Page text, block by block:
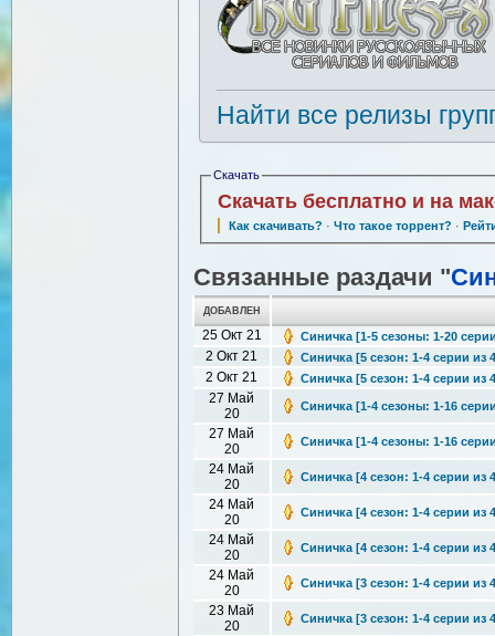
Найти все релизы
Скачать
Скачать бесплатно и на
Как скачивать? · Что такое торрент? ·
Связанные раздачи "
ДОБАВЛЕН
25 Окт 21 Синичка [1-5 сезоны: 1-20
2 Окт 21 Синичка [5 сезон: 1-4 серии из
2 Окт 21 Синичка [5 сезон: 1-4 серии из
27 Май
20
Синичка [1-4 сезоны: 1-16
27 Май
20
Синичка [1-4 сезоны: 1-16
24 Май
20
Синичка [4 сезон: 1-4 серии из
24 Май
20
Синичка [4 сезон: 1-4 серии из
24 Май
20
Синичка [4 сезон: 1-4 серии из
24 Май
20
Синичка [3 сезон: 1-4 серии из
23 Май
20
Синичка [3 сезон: 1-4 серии из